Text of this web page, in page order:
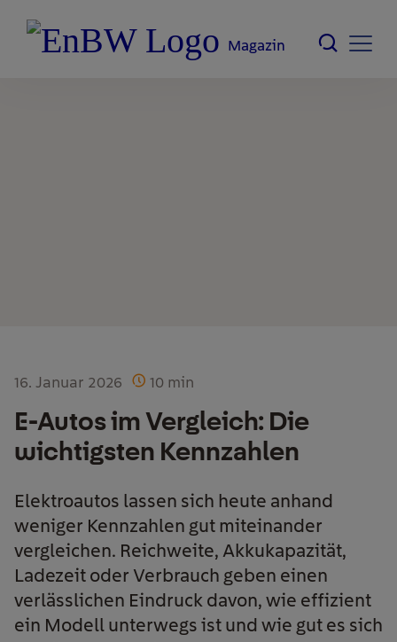
Magazin
16. Januar 2026 10 min
E-Autos im Vergleich: Die
wichtigsten Kennzahlen
Elektroautos lassen sich heute anhand
weniger Kennzahlen gut miteinander
vergleichen. Reichweite, Akkukapazität,
Ladezeit oder Verbrauch geben einen
verlässlichen Eindruck davon, wie effizient
ein Modell unterwegs ist und wie gut es sich